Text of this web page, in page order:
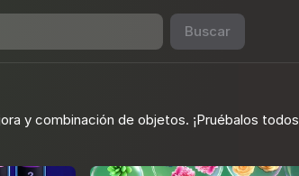
Buscar
y combinación de objetos. ¡Pruébalos todos